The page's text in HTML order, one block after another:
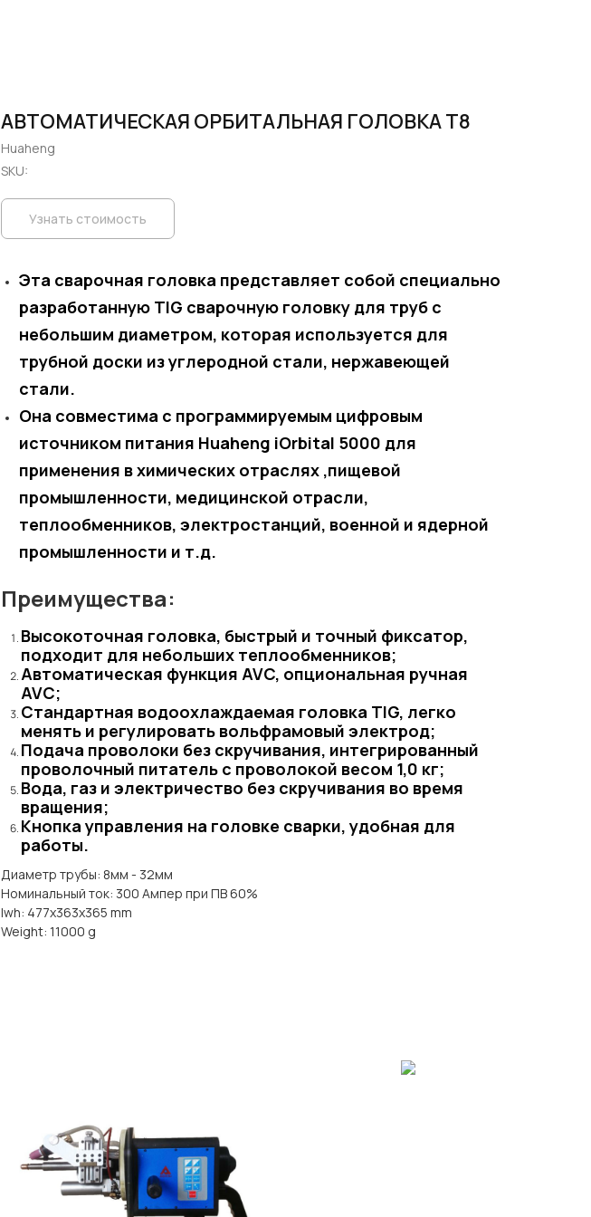
АВТОМАТИЧЕСКАЯ ОРБИТАЛЬНАЯ ГОЛОВКА T8
Huaheng
SKU:
Узнать стоимость
Эта сварочная головка представляет собой специально
разработанную TIG сварочную головку для труб с
небольшим диаметром, которая используется для
трубной доски из углеродной стали, нержавеющей
стали.
Она совместима с программируемым цифровым
источником питания Huaheng iOrbital 5000 для
применения в химических отраслях ,пищевой
промышленности, медицинской отрасли,
теплообменников, электростанций, военной и ядерной
промышленности и т.д.
Преимущества:
Высокоточная головка, быстрый и точный фиксатор,
подходит для небольших теплообменников;
Автоматическая функция AVC, опциональная ручная
AVC;
Стандартная водоохлаждаемая головка TIG, легко
менять и регулировать вольфрамовый электрод;
Подача проволоки без скручивания, интегрированный
проволочный питатель с проволокой весом 1,0 кг;
Вода, газ и электричество без скручивания во время
вращения;
Кнопка управления на головке сварки, удобная для
работы.
Диаметр трубы: 8мм - 32мм
Номинальный ток: 300 Ампер при ПВ 60%
lwh: 477x363x365 mm
Weight: 11000 g